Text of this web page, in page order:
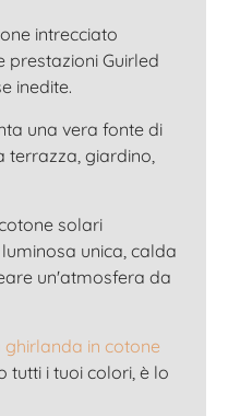
intrecciato
prestazioni Guirled
inedite.
una vera fonte di
terrazza, giardino,
solari
unica, calda
un'atmosfera da
ghirlanda in cotone
tutti i tuoi colori, è lo